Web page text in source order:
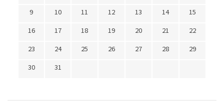
9
10 11 12 13 14
15
16
17 18 19 20 21
22
23
24 25 26 27 28
29
30
31